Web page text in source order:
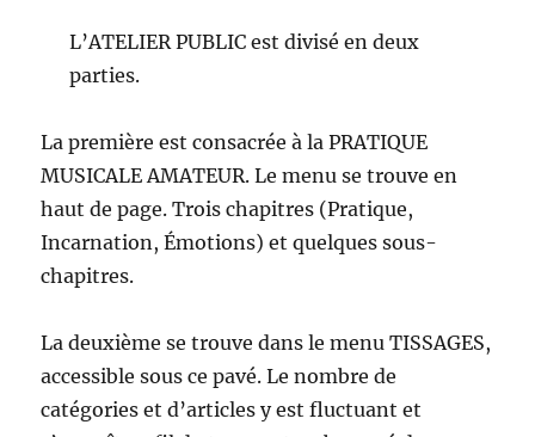
L’ATELIER PUBLIC est divisé en deux
parties.
La première est consacrée à la PRATIQUE
MUSICALE AMATEUR. Le menu se trouve en
haut de page. Trois chapitres (Pratique,
Incarnation, Émotions) et quelques sous-
chapitres.
La deuxième se trouve dans le menu TISSAGES,
accessible sous ce pavé. Le nombre de
catégories et d’articles y est fluctuant et